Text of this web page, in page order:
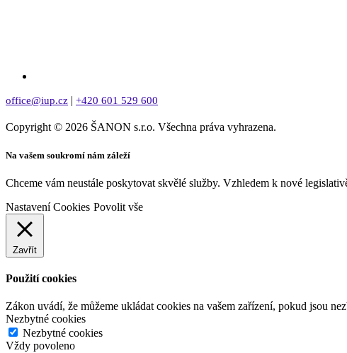
office@iup.cz +420 601 529 600
Copyright © 2026 ŠANON s.r.o. Všechna práva vyhrazena.
Na vašem soukromí nám záleží
Chceme vám neustále poskytovat skvělé služby. Vzhledem k nové
Nastavení Cookies Povolit vše
Zavřít
Použití cookies
Zákon uvádí, že můžeme ukládat cookies na vašem zařízení, pokud jsou
Nezbytné cookies
Nezbytné cookies
Vždy povoleno